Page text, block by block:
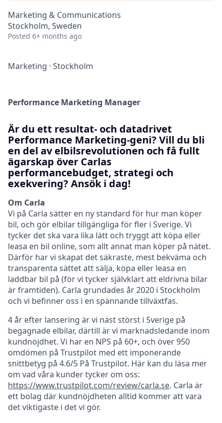
Marketing & Communications
Stockholm, Sweden
Posted 6+ months ago
Marketing · Stockholm
Performance Marketing Manager
Är du ett resultat- och datadrivet
Performance Marketing-geni? Vill du bli
en del av elbilsrevolutionen och få fullt
ägarskap över Carlas
performancebudget, strategi och
exekvering? Ansök i dag!
Om Carla
Vi på Carla sätter en ny standard för hur man köper
bil, och gör elbilar tillgängliga för fler i Sverige. Vi
tycker det ska vara lika lätt och tryggt att köpa eller
leasa en bil online, som allt annat man köper på nätet.
Därför har vi skapat det säkraste, mest bekväma och
transparenta sättet att sälja, köpa eller leasa en
laddbar bil på (för vi tycker självklart att eldrivna bilar
är framtiden). Carla grundades år 2020 i Stockholm
och vi befinner oss i en spännande tillväxtfas.
4 år efter lansering är vi näst störst i Sverige på
begagnade elbilar, därtill är vi marknadsledande inom
kundnöjdhet. Vi har en NPS på 60+, och över 950
omdömen på Trustpilot med ett imponerande
snittbetyg på 4.6/5 På Trustpilot. Här kan du läsa mer
om vad våra kunder tycker om oss:
https://www.trustpilot.com/review/carla.se. Carla är
ett bolag där kundnöjdheten alltid kommer att vara
det viktigaste i det vi gör.